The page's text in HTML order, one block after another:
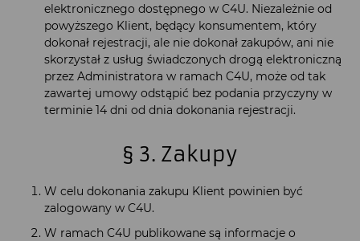
elektronicznego dostępnego w C4U. Niezależnie od
powyższego Klient, będący konsumentem, który
dokonał rejestracji, ale nie dokonał zakupów, ani nie
skorzystał z usług świadczonych drogą elektroniczną
przez Administratora w ramach C4U, może od tak
zawartej umowy odstąpić bez podania przyczyny w
terminie 14 dni od dnia dokonania rejestracji.
§ 3. Zakupy
W celu dokonania zakupu Klient powinien być
zalogowany w C4U.
W ramach C4U publikowane są informacje o